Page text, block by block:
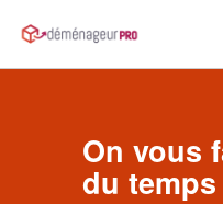
On vous
du temps